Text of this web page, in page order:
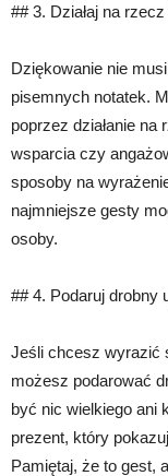
## 3. Działaj na
Dziękowanie nie
pisemnych notatek.
poprzez działanie
wsparcia czy
sposoby na
najmniejsze gesty
osoby.
## 4. Podaruj drobny
Jeśli chcesz wyrazić
możesz podarować
być nic wielkiego ani
prezent, który
Pamiętaj, że to gest,